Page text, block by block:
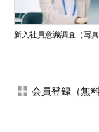
新入社員意識調査（写真
会員登録（無